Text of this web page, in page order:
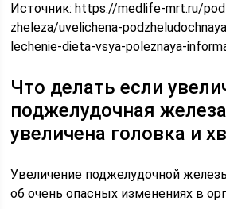
Источник:https://medlife-mrt.ru/
zheleza/uvelichena-
lechenie-dieta-vsya-poleznaya-
Что делать если
поджелудочная
увеличена головка и
Увеличение поджелудочной
об очень опасных изменениях в